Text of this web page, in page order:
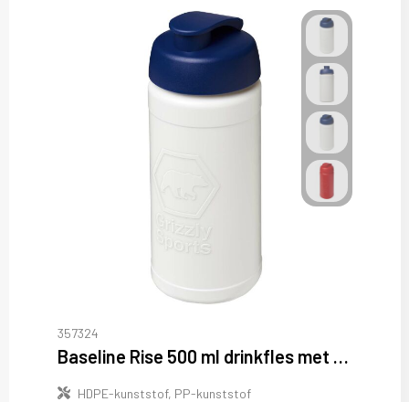
357324
Baseline Rise 500 ml drinkfles met klapdeksel
HDPE-kunststof, PP-kunststof